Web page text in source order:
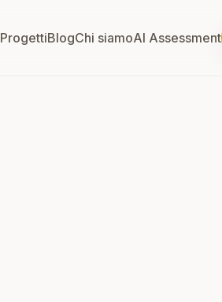
ProgettiBlogChi siamoAI Assessment